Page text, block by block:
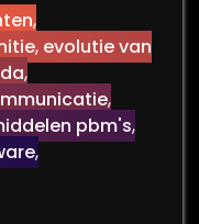
,
, evolutie van
,
,
pbm's,
,